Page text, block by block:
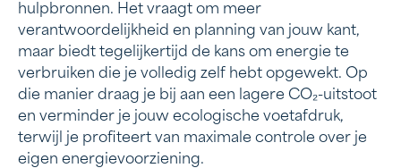
hulpbronnen. Het vraagt om meer
verantwoordelijkheid en planning van jouw kant,
maar biedt tegelijkertijd de kans om energie te
verbruiken die je volledig zelf hebt opgewekt. Op
die manier draag je bij aan een lagere CO₂-uitstoot
en verminder je jouw ecologische voetafdruk,
terwijl je profiteert van maximale controle over je
eigen energievoorziening.